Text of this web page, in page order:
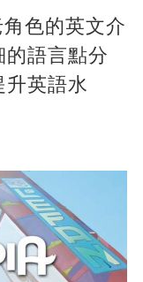
色的英文介
語言點分
升英語水